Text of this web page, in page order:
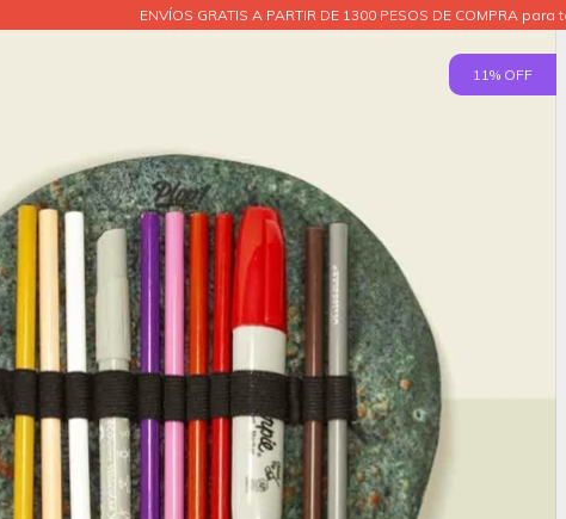
ENVÍOS GRATIS A PARTIR DE 1300 PESOS DE COMPRA
11% OFF